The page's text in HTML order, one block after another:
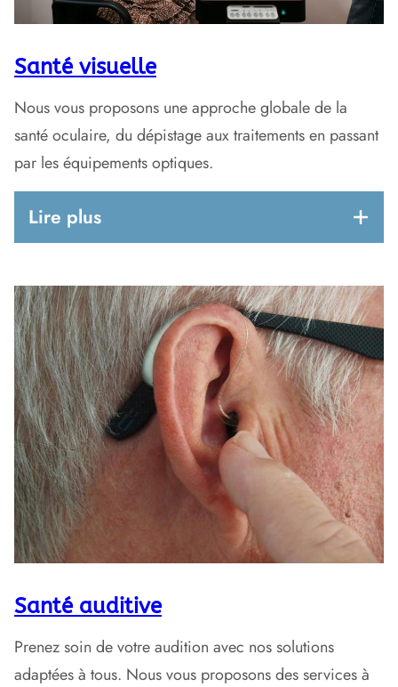
Santé visuelle
Nous vous proposons une approche globale de la
santé oculaire, du dépistage aux traitements en passant
par les équipements optiques.
Lire plus
l’œil avec nos animations interactives. Planches
anatomiques et vidéos explicatives pour mieux
comprendre les éléments internes et externes de
l’œil.
Ophtalmologie & orthoptie: Le rôle des
ophtalmologistes et des orthoptistes dans le
dépistage, la prévention et la correction des
troubles visuels.
Pathologies oculaires
: Informations détaillées
cataracte, le glaucome, la myopie, et bien plus
Santé auditive
Prenez soin de votre audition avec nos solutions
adaptées à tous. Nous vous proposons des services à